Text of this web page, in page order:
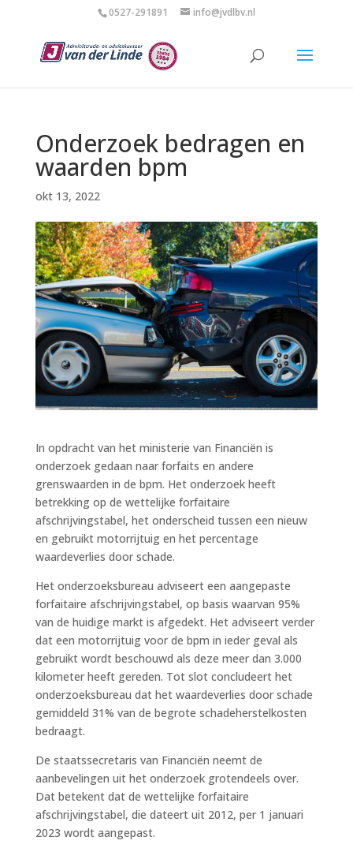
0527-291891 info@jvdlbv.nl
Onderzoek bedragen en
waarden bpm
okt 13, 2022
In opdracht van het ministerie van Financiën is
onderzoek gedaan naar forfaits en andere
grenswaarden in de bpm. Het onderzoek heeft
betrekking op de wettelijke forfaitaire
afschrijvingstabel, het onderscheid tussen een nieuw
en gebruikt motorrijtuig en het percentage
waardeverlies door schade.
Het onderzoeksbureau adviseert een aangepaste
forfaitaire afschrijvingstabel, op basis waarvan 95%
van de huidige markt is afgedekt. Het adviseert verder
dat een motorrijtuig voor de bpm in ieder geval als
gebruikt wordt beschouwd als deze meer dan 3.000
kilometer heeft gereden. Tot slot concludeert het
onderzoeksbureau dat het waardeverlies door schade
gemiddeld 31% van de begrote schadeherstelkosten
bedraagt.
De staatssecretaris van Financiën neemt de
aanbevelingen uit het onderzoek grotendeels over.
Dat betekent dat de wettelijke forfaitaire
afschrijvingstabel, die dateert uit 2012, per 1 januari
2023 wordt aangepast.